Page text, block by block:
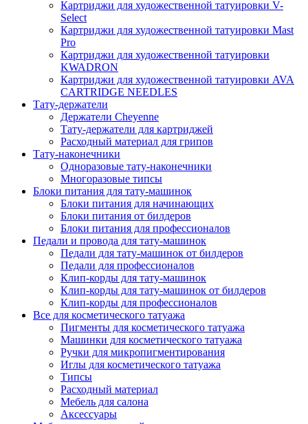
Картриджи для художественной татуировки V-
Select
Картриджи для художественной татуировки Mast
Pro
Картриджи для художественной татуировки
KWADRON
Картриджи для художественной татуировки AVA
CARTRIDGE NEEDLES
Тату-держатели
Держатели Cheyenne
Тату-держатели для картриджей
Расходный материал для грипов
Тату-наконечники
Одноразовые тату-наконечники
Многоразовые типсы
Блоки питания для тату-машинок
Блоки питания для начинающих
Блоки питания от билдеров
Блоки питания для профессионалов
Педали и провода для тату-машинок
Педали для тату-машинок от билдеров
Педали для профессионалов
Клип-корды для тату-машинок
Клип-корды для тату-машинок от билдеров
Клип-корды для профессионалов
Все для косметического татуажа
Пигменты для косметического татуажа
Машинки для косметического татуажа
Ручки для микропигментирования
Иглы для косметического татуажа
Типсы
Расходный материал
Мебель для салона
Аксессуары